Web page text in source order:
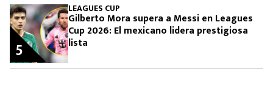
LEAGUES CUP
Gilberto Mora supera a Messi en Leagues
Cup 2026: El mexicano lidera prestigiosa
lista
5